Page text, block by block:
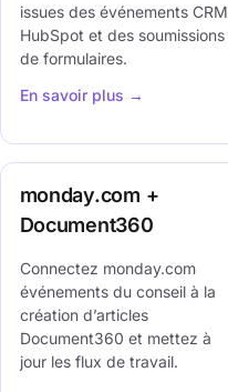
issues des événements CRM
HubSpot et des soumissions
de formulaires.
En savoir plus →
monday.com +
Document360
Connectez monday.com
événements du conseil à la
création d’articles
Document360 et mettez à
jour les flux de travail.